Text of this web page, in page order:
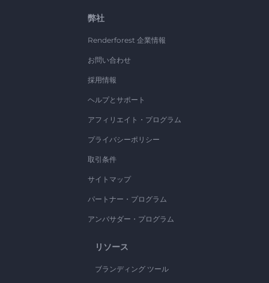
弊社
Renderforest 企業情報
お問い合わせ
採用情報
ヘルプとサポート
アフィリエイト・プログラム
プライバシーポリシー
取引条件
サイトマップ
パートナー・プログラム
アンバサダー・プログラム
リソース
ブランディング ツール